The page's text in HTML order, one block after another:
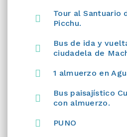
Tour al Santuario
Picchu.
Bus de ida y
ciudadela de
1 almuerzo en
Bus paisajístico
con almuerzo.
PUNO